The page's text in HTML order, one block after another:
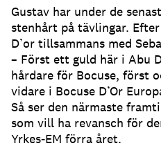
Gustav har under de
stenhårt på tävlingar.
D’or tillsammans med
– Först ett guld här i Abu
hårdare för Bocuse, först
vidare i Bocuse D’Or
Så ser den närmaste
som vill ha revansch för
Yrkes-EM förra året.